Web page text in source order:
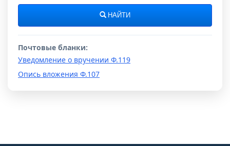
НАЙТИ
Почтовые бланки:
Уведомление о вручении Ф.119
Опись вложения Ф.107